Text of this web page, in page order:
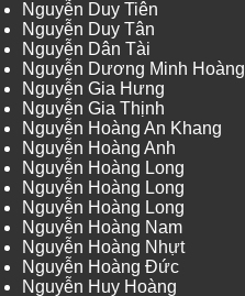
Nguyễn Duy Tiên
Nguyễn Duy Tân
Nguyễn Dân Tài
Nguyễn Dương Minh Hoàng
Nguyễn Gia Hưng
Nguyễn Gia Thịnh
Nguyễn Hoàng An Khang
Nguyễn Hoàng Anh
Nguyễn Hoàng Long
Nguyễn Hoàng Long
Nguyễn Hoàng Long
Nguyễn Hoàng Nam
Nguyễn Hoàng Nhựt
Nguyễn Hoàng Đức
Nguyễn Huy Hoàng